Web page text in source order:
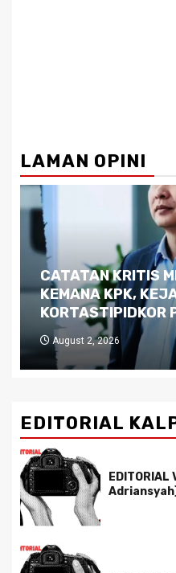
LAMAN OPINI
Dilema Kaltim di
Kutukan Sumber
Pemimpin yang
July 29, 2026
EDITORIAL